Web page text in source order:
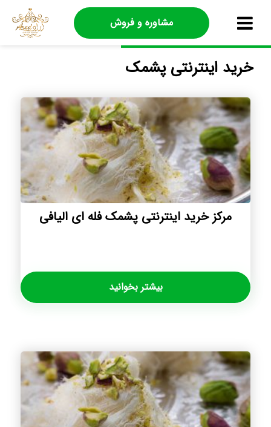
مشاوره و فروش
خرید اینترنتی پشمک
مرکز خرید اینترنتی پشمک فله ای الیافی
بیشتر بخوانید